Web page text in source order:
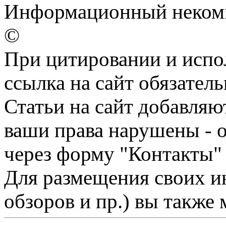
Информационный
©
При цитировании и
ссылка на сайт
Статьи на сайт
ваши права нарушены -
через форму "Контакты"
Для размещения своих
обзоров и пр.) вы также